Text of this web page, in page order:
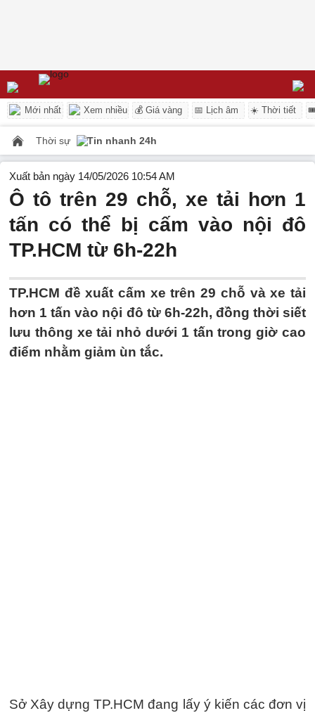
Mới nhất Xem nhiều 💰 Giá vàng 📅 Lịch âm ☀️ Thời tiết
Thời sự Tin nhanh 24h
Xuất bản ngày 14/05/2026 10:54 AM
Ô tô trên 29 chỗ, xe tải hơn 1
tấn có thể bị cấm vào nội đô
TP.HCM từ 6h-22h
TP.HCM đề xuất cấm xe trên 29 chỗ và xe tải
hơn 1 tấn vào nội đô từ 6h-22h, đồng thời siết
lưu thông xe tải nhỏ dưới 1 tấn trong giờ cao
điểm nhằm giảm ùn tắc.
Sở Xây dựng TP.HCM đang lấy ý kiến các đơn vị